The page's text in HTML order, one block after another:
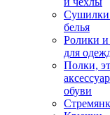
Сушилки
белья
Ролики
для
Полки,
обуви